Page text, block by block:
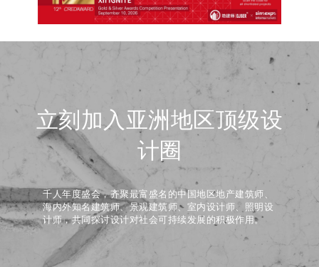
立刻加入亚洲地区顶级设
计圈
千人年度盛会，齐聚最富盛名的中国地区地产建筑师、
海内外知名建筑师、景观建筑师、室内设计师、照明设
计师，共同探讨设计对社会可持续发展的积极作用。